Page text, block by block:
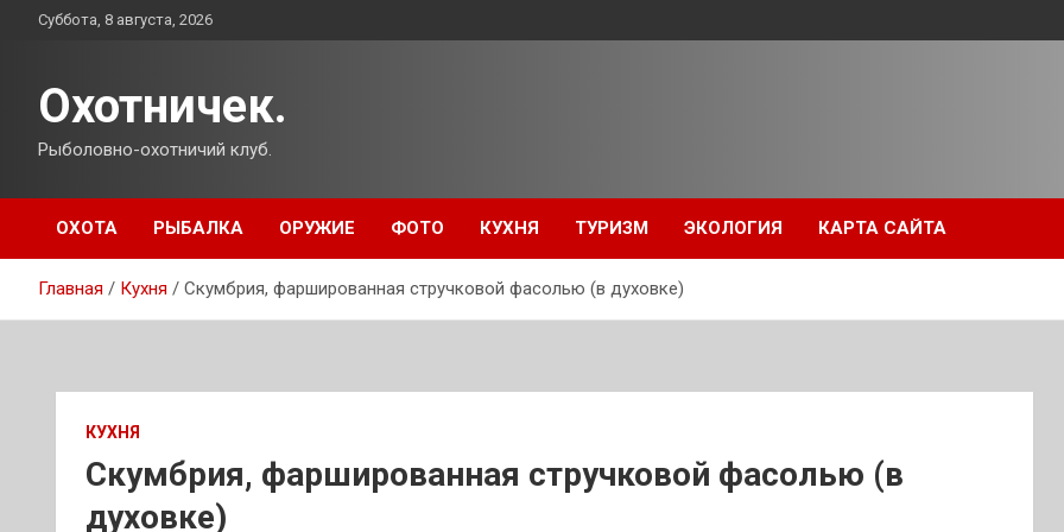
ПерейтиСуббота, 8 августа, 2026
Охотничек.
Рыболовно-охотничий клуб.
ОХОТА РЫБАЛКА ОРУЖИЕ ФОТО КУХНЯ ТУРИЗМ ЭКОЛОГИЯ КАРТА САЙТА
Главная Кухня Скумбрия, фаршированная стручковой фасолью (в духовке)
КУХНЯ
Скумбрия, фаршированная стручковой фасолью (в
духовке)